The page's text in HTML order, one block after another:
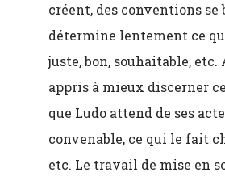
créent, des conventions se
détermine lentement ce
juste, bon, souhaitable,
appris à mieux discerner ce
que Ludo attend de ses
convenable, ce qui le fait
etc. Le travail de mise en